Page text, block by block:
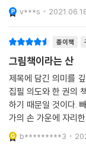
하지만 내가 얽매인
림이다.
오늘도 지도를 그린
■ 꿈의 조력자들!
나에게 주어진 시간을
사람들과 함께 책으로
니다.저도 저만의 책
니다.욕심일 지 모르
v***s
종이책
그림책이라는 산
제목에 담긴 의미를
집필 의도와 한 권의
하기 때문일 것이다.
가의 손 가운에 자리
라본다. 작가는 왜 그
산을 향해 열심
b*********3